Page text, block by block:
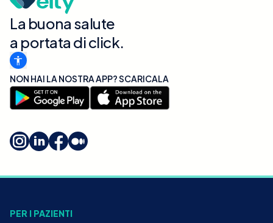
La buona salute
a portata di click.
NON HAI LA NOSTRA APP? SCARICALA
PER I PAZIENTI